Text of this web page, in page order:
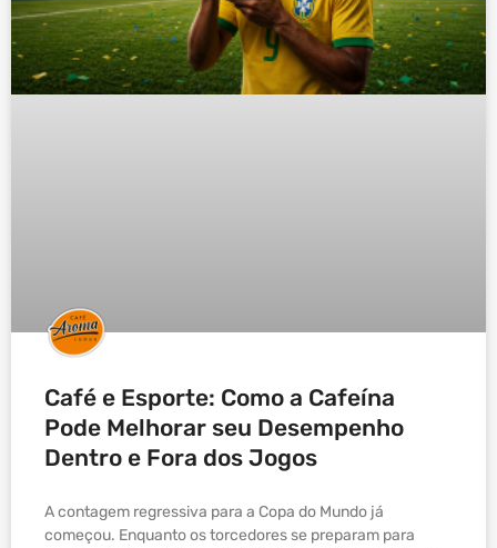
Café e Esporte: Como a Cafeína
Pode Melhorar seu Desempenho
Dentro e Fora dos Jogos
A contagem regressiva para a Copa do Mundo já
começou. Enquanto os torcedores se preparam para